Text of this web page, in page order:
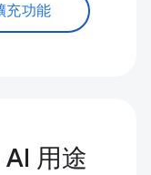
充功能
用途